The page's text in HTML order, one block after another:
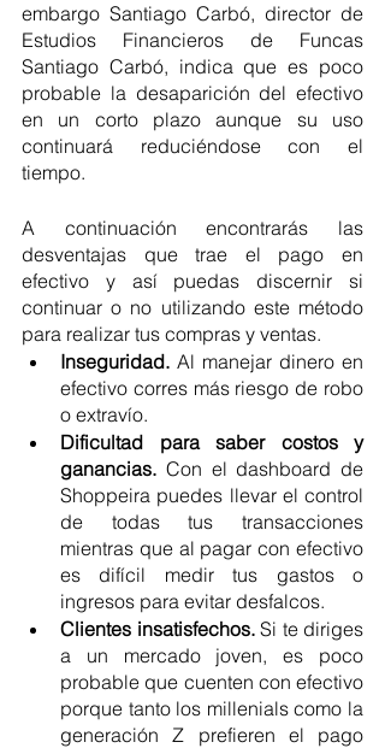
embargo Santiago Carbó, director de
Estudios Financieros de Funcas
Santiago Carbó, indica que es poco
probable la desaparición del efectivo
en un corto plazo aunque su uso
continuará reduciéndose con el
tiempo.
A continuación encontrarás las
desventajas que trae el pago en
efectivo y así puedas discernir si
continuar o no utilizando este método
para realizar tus compras y ventas.
Inseguridad. Al manejar dinero en
efectivo corres más riesgo de robo
o extravío.
Dificultad para saber costos y
ganancias. Con el dashboard de
Shoppeira puedes llevar el control
de todas tus transacciones
mientras que al pagar con efectivo
es difícil medir tus gastos o
ingresos para evitar desfalcos.
Clientes insatisfechos. Si te diriges
a un mercado joven, es poco
probable que cuenten con efectivo
porque tanto los millenials como la
generación Z prefieren el pago